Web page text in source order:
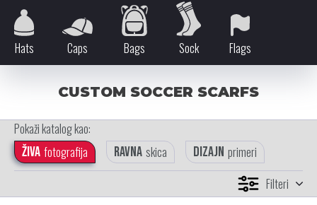
Hats Caps Bags Sock Flags
CUSTOM SOCCER SCARFS
Pokaži katalog kao:
Živa fotografija Ravna skica Dizajn primeri
Filteri